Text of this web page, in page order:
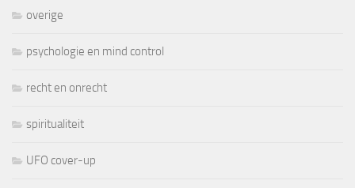
overige
psychologie en mind control
recht en onrecht
spiritualiteit
UFO cover-up